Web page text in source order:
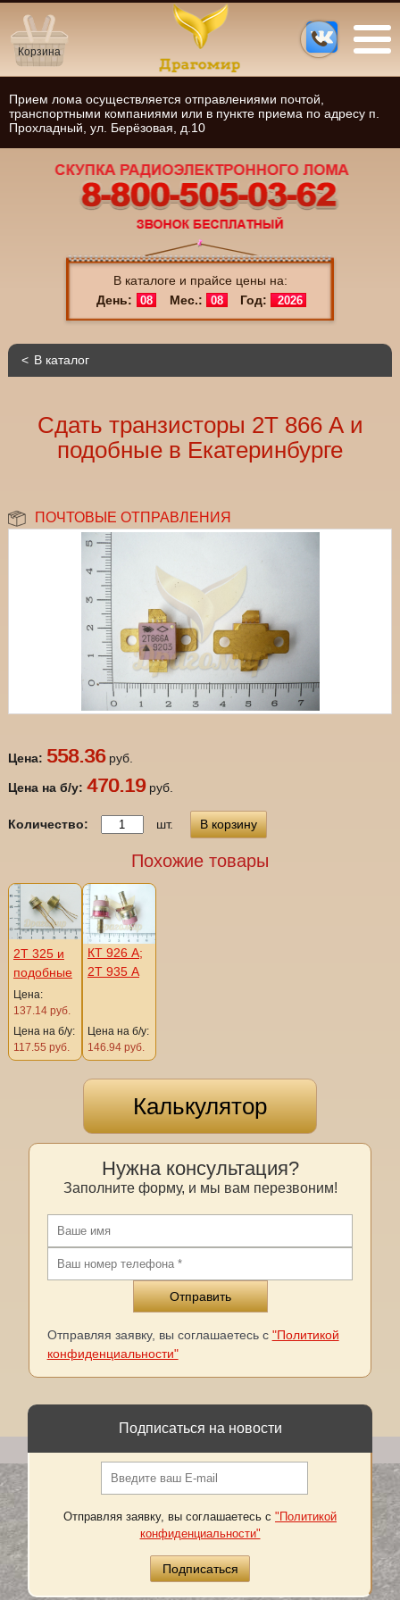
В каталоге и прайсе цены на:
День:
08 Мес.: 08 Год: 2026
Корзина
Прием лома осуществляется отправлениями почтой,
транспортными компаниями или в пункте приема по адресу п.
Прохладный, ул. Берёзовая, д.10
В каталог
Сдать транзисторы 2Т 866 А и
подобные в Екатеринбурге
ПОЧТОВЫЕ ОТПРАВЛЕНИЯ
Цена: 558.36руб.
Цена на б/у: 470.19руб.
Количество: шт. В корзину
Похожие товары
2Т 325 и
подобные
Цена:
137.14 руб.
Цена на б/у:
117.55 руб.
КТ 926 А;
2Т 935 А
Цена на б/у:
146.94 руб.
Калькулятор
Нужна консультация?
Заполните форму, и мы вам перезвоним!
Отправляя заявку, вы соглашаетесь с "Политикой
конфиденциальности"
Подписаться на новости
Отправляя заявку, вы соглашаетесь с "Политикой
конфиденциальности"